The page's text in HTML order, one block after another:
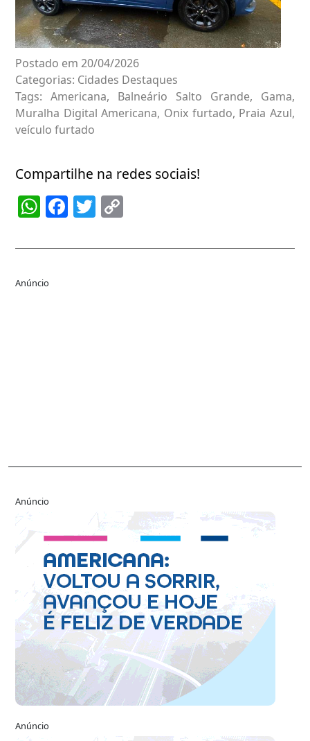
Postado em 20/04/2026
Categorias: Cidades Destaques
Tags: Americana, Balneário Salto Grande, Gama,
Muralha Digital Americana, Onix furtado, Praia Azul,
veículo furtado
Compartilhe na redes sociais!
WhatsApp
Facebook
Twitter
Anúncio
Anúncio
Anúncio